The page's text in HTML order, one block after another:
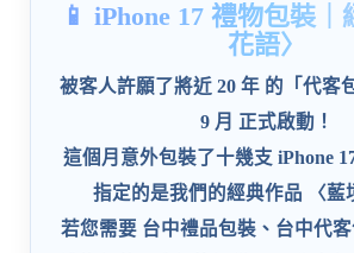
📱 iPhone 17 禮物包裝
花語〉
被客人許願了將近 20 年 的「 代客
9 月 正式啟動！
這個月意外包裝了十幾支 iPhone
指定的是我們的經典作品
〈藍
若您需要 台中禮品包裝、 台中代